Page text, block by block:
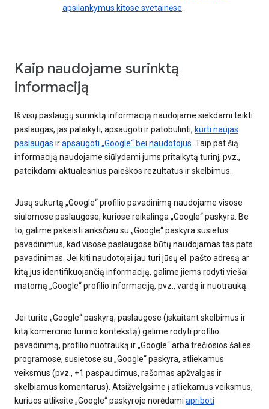
apsilankymus kitose svetainėse.
Kaip naudojame surinktą
informaciją
Iš visų paslaugų surinktą informaciją naudojame siekdami teikti
paslaugas, jas palaikyti, apsaugoti ir patobulinti, kurti naujas
paslaugas irapsaugoti „Google“ bei naudotojus. Taip pat šią
informaciją naudojame siūlydami jums pritaikytą turinį, pvz.,
pateikdami aktualesnius paieškos rezultatus ir skelbimus.
Jūsų sukurtą „Google“ profilio pavadinimą naudojame visose
siūlomose paslaugose, kuriose reikalinga „Google“ paskyra. Be
to, galime pakeisti anksčiau su „Google“ paskyra susietus
pavadinimus, kad visose paslaugose būtų naudojamas tas pats
pavadinimas. Jei kiti naudotojai jau turi jūsų el. pašto adresą ar
kitą jus identifikuojančią informaciją, galime jiems rodyti viešai
matomą „Google“ profilio informaciją, pvz., vardą ir nuotrauką.
Jei turite „Google“ paskyrą, paslaugose (įskaitant skelbimus ir
kitą komercinio turinio kontekstą) galime rodyti profilio
pavadinimą, profilio nuotrauką ir „Google“ arba trečiosios šalies
programose, susietose su „Google“ paskyra, atliekamus
veiksmus (pvz., +1 paspaudimus, rašomas apžvalgas ir
skelbiamus komentarus). Atsižvelgsime į atliekamus veiksmus,
kuriuos atliksite „Google“ paskyroje norėdami apriboti